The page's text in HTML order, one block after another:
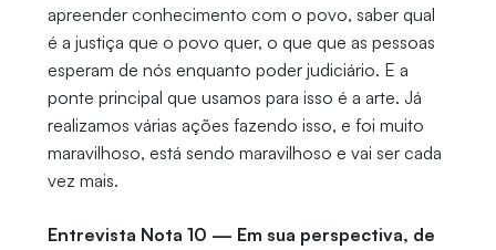
apreender conhecimento com o povo, saber qual
é a justiça que o povo quer, o que que as pessoas
esperam de nós enquanto poder judiciário. E a
ponte principal que usamos para isso é a arte. Já
realizamos várias ações fazendo isso, e foi muito
maravilhoso, está sendo maravilhoso e vai ser cada
vez mais.
Entrevista Nota 10 — Em sua perspectiva, de